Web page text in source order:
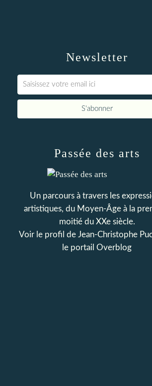
Newsletter
Passée des arts
Un parcours à travers les
artistiques, du Moyen-Âge à la
moitié du XXe siècle.
Voir le profil de Jean-Christophe
le portail Overblog